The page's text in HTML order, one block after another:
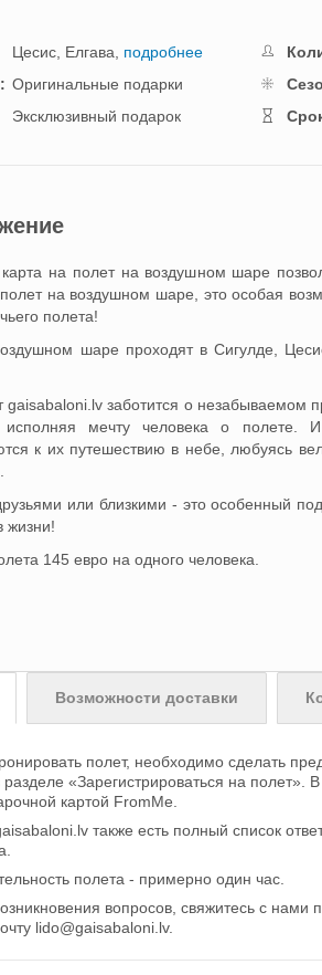
Цесис, Елгава,
подробнее
Оригинальные подарки
Эксклюзивный подарок
на полет на воздушном шаре
на воздушном шаре, это особая
полета!
шаре проходят в Сигулде,
gaisabaloni.lv заботится о незабываемом
мечту человека о полете. И
к их путешествию в небе, любуясь
или близкими - это особенный
жизни!
145 евро на одного человека.
Возможности доставки
полет, необходимо сделать
«Зарегистрироваться на полет».
картой FromMe.
также есть полный список
полета - примерно один час.
вопросов, свяжитесь с
lido@gaisabaloni.lv.